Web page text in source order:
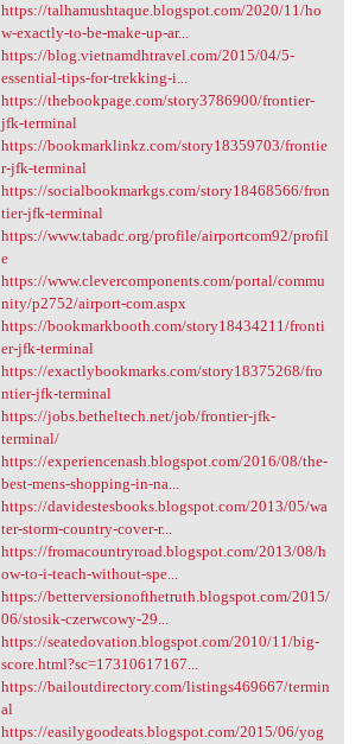
https://talhamushtaque.blogspot.com/2020/11/ho
w-exactly-to-be-make-up-ar...
https://blog.vietnamdhtravel.com/2015/04/5-
essential-tips-for-trekking-i...
https://thebookpage.com/story3786900/frontier-
jfk-terminal
https://bookmarklinkz.com/story18359703/frontie
r-jfk-terminal
https://socialbookmarkgs.com/story18468566/fron
tier-jfk-terminal
https://www.tabadc.org/profile/airportcom92/profil
e
https://www.clevercomponents.com/portal/commu
nity/p2752/airport-com.aspx
https://bookmarkbooth.com/story18434211/fronti
er-jfk-terminal
https://exactlybookmarks.com/story18375268/fro
ntier-jfk-terminal
https://jobs.betheltech.net/job/frontier-jfk-
terminal/
https://experiencenash.blogspot.com/2016/08/the-
best-mens-shopping-in-na...
https://davidestesbooks.blogspot.com/2013/05/wa
ter-storm-country-cover-r...
https://fromacountryroad.blogspot.com/2013/08/h
ow-to-i-teach-without-spe...
https://betterversionofthetruth.blogspot.com/2015/
06/stosik-czerwcowy-29...
https://seatedovation.blogspot.com/2010/11/big-
score.html?sc=17310617167...
https://bailoutdirectory.com/listings469667/termin
al
https://easilygoodeats.blogspot.com/2015/06/yog